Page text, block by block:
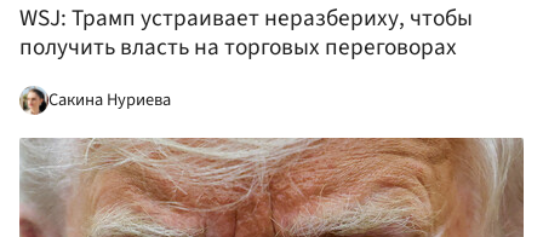
WSJ: Трамп устраивает неразбериху, чтобы
получить власть на торговых переговорах
Сакина Нуриева